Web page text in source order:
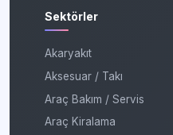
Sektörler
Akaryakıt
Aksesuar / Takı
Araç Bakım / Servis
Araç Kiralama